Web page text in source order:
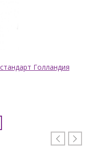
Голландия
 